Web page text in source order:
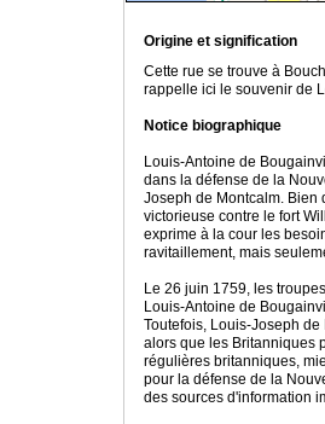
Origine et signification
Cette rue se trouve à
rappelle ici le souvenir de
Notice biographique
Louis-Antoine de
dans la défense de la
Joseph de Montcalm. Bien
victorieuse contre le fort
exprime à la cour les
ravitaillement, mais
Le 26 juin 1759, les
Louis-Antoine de
Toutefois, Louis-Joseph
alors que les Britanniques
régulières britanniques,
pour la défense de la
des sources d'information